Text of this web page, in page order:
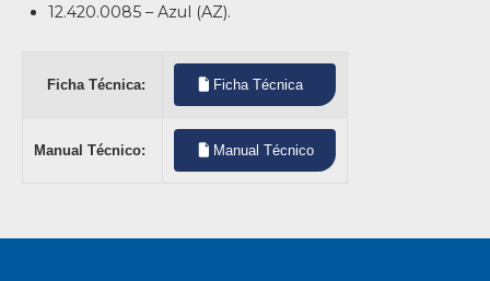
12.420.0085 – Azul (AZ).
Ficha Técnica: Ficha Técnica
Manual Técnico: Manual Técnico